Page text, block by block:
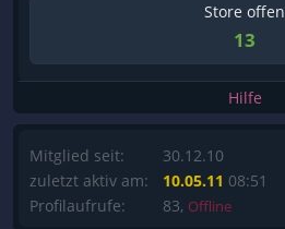
Store offen
13
Hilfe
Mitglied seit:
zuletzt aktiv am:
Profilaufrufe:
30.12.10
10.05.11 08:51
83, Offline